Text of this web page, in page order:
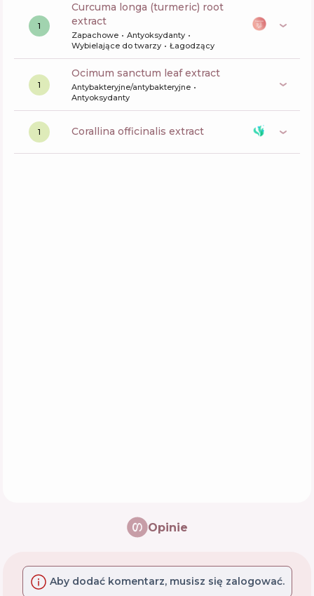
1
curcuma longa (turmeric) root
extract
Zapachowe
Antyoksydanty
Wybielające do twarzy
Łagodzący
1
ocimum sanctum leaf extract
Antybakteryjne/antybakteryjne
Antyoksydanty
1 corallina officinalis extract
Opinie
Aby dodać komentarz, musisz się zalogować.